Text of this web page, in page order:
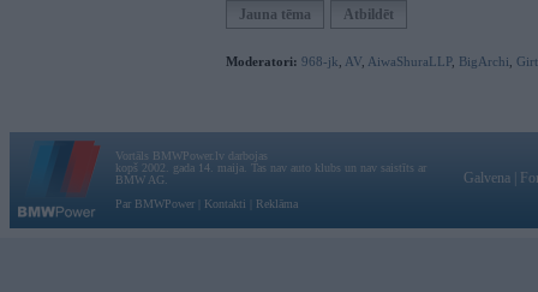
Jauna tēma Atbildēt
Moderatori: 968-jk AV AiwaShuraLLP, BigArchi
Vortāls BMWPower.lv darbojas
kopš 2002. gada 14. maija. Tas nav auto klubs un nav saistīts ar
BMW AG.
Par BMWPower
Kontakti Reklāma
Galvena